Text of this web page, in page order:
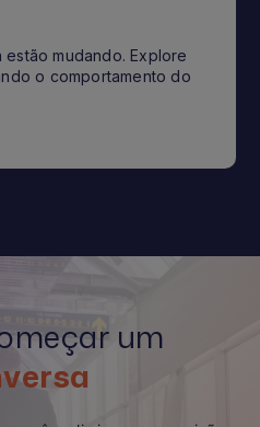
mudando. Explore
o comportamento do
um